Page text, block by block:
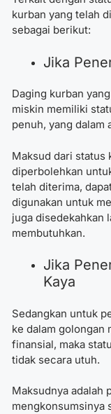
kurban yang telah
sebagai berikut:
Jika
Daging kurban
miskin memiliki
penuh, yang dalam
Maksud dari status
diperbolehkan
telah diterima,
digunakan untuk
juga disedekahkan
membutuhkan.
Jika
Kaya
Sedangkan untuk
ke dalam golongan
finansial, maka
tidak secara utuh.
Maksudnya adalah
mengkonsumsinya